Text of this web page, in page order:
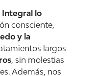
Integral lo
consciente,
y la
largos
, sin molestias
Además, nos